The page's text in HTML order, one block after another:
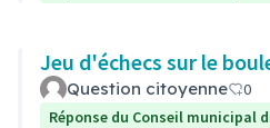
Jeu d'échecs sur le
Question citoyenne
0
Réponse du Conseil municipal